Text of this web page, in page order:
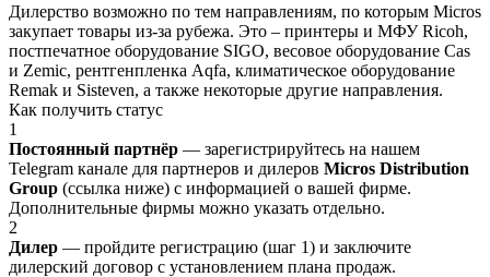
Дилерство возможно по тем направлениям, по которым Micros
закупает товары из-за рубежа. Это – принтеры и МФУ Ricoh,
постпечатное оборудование SIGO, весовое оборудование Cas
и Zemic, рентгенпленка Aqfa, климатическое оборудование
Remak и Sisteven, а также некоторые другие направления.
Как получить статус
1
Постоянный партнёр — зарегистрируйтесь на нашем
Telegram канале для партнеров и дилеров Micros Distribution
Group (ссылка ниже) с информацией о вашей фирме.
Дополнительные фирмы можно указать отдельно.
2
Дилер — пройдите регистрацию (шаг 1) и заключите
дилерский договор с установлением плана продаж.